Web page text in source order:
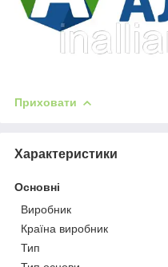
Приховати
Характеристики
Основні
Виробник
Країна виробник
Тип